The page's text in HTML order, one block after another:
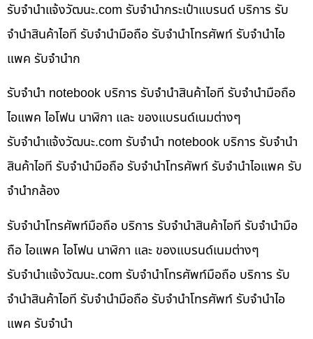
รับจํานําแจ้งวัฒนะ.com รับจำนำกระเป๋าแบรนด์ บริการ รับ
จำนำสินค้าไอที รับจำนำมือถือ รับจำนำโทรศัพท์ รับจำนำไอ
แพค รับจำนำก
รับจำนำ notebook บริการ รับจำนำสินค้าไอที รับจำนำมือถือ
ไอแพค ไอโฟน นาฬิกา และ ของแบรนด์เนมต่างๆ
รับจํานําแจ้งวัฒนะ.com รับจำนำ notebook บริการ รับจำนำ
สินค้าไอที รับจำนำมือถือ รับจำนำโทรศัพท์ รับจำนำไอแพค รับ
จำนำกล้อง
รับจำนำโทรศัพท์มือถือ บริการ รับจำนำสินค้าไอที รับจำนำมือ
ถือ ไอแพค ไอโฟน นาฬิกา และ ของแบรนด์เนมต่างๆ
รับจํานําแจ้งวัฒนะ.com รับจำนำโทรศัพท์มือถือ บริการ รับ
จำนำสินค้าไอที รับจำนำมือถือ รับจำนำโทรศัพท์ รับจำนำไอ
แพค รับจำนำ